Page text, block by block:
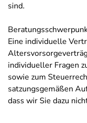
sind.
Eine individuelle
individueller Fragen
sowie zum
satzungsgemäßen
dass wir Sie dazu